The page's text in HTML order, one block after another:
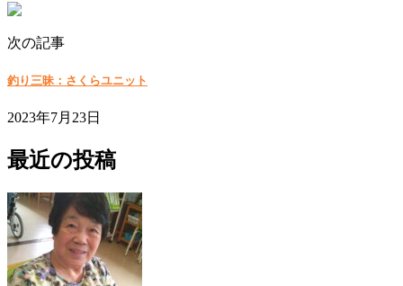
次の記事
釣り三昧：さくらユニット
2023年7月23日
最近の投稿